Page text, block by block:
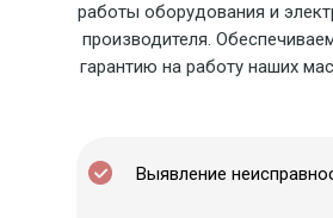
работы оборудования и
производителя.
гарантию на работу наших
Выявление